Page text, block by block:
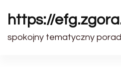
https://
spokojny tematyczny